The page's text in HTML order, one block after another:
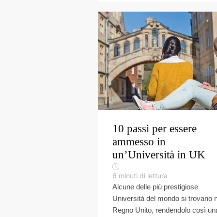
10 passi per essere
ammesso in
un’Università in UK
6 minuti di lettura
Alcune delle più prestigiose
Università del mondo si trovano
Regno Unito, rendendolo così